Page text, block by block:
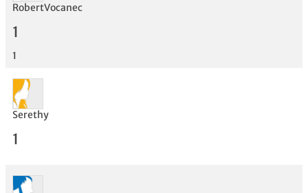
Bewertung
RobertVocanec
1
1
Serethy
1